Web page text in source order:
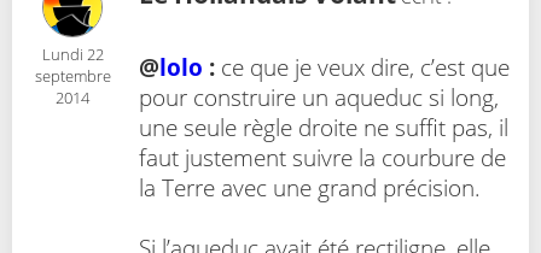
Lundi 22
septembre
2014
@lolo : ce que je veux dire, c’est que
pour construire un aqueduc si long,
une seule règle droite ne suffit pas, il
faut justement suivre la courbure de
la Terre avec une grand précision.